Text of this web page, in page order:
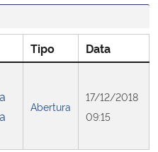
Tipo
Data
Abertura
17/12/2018
09:15